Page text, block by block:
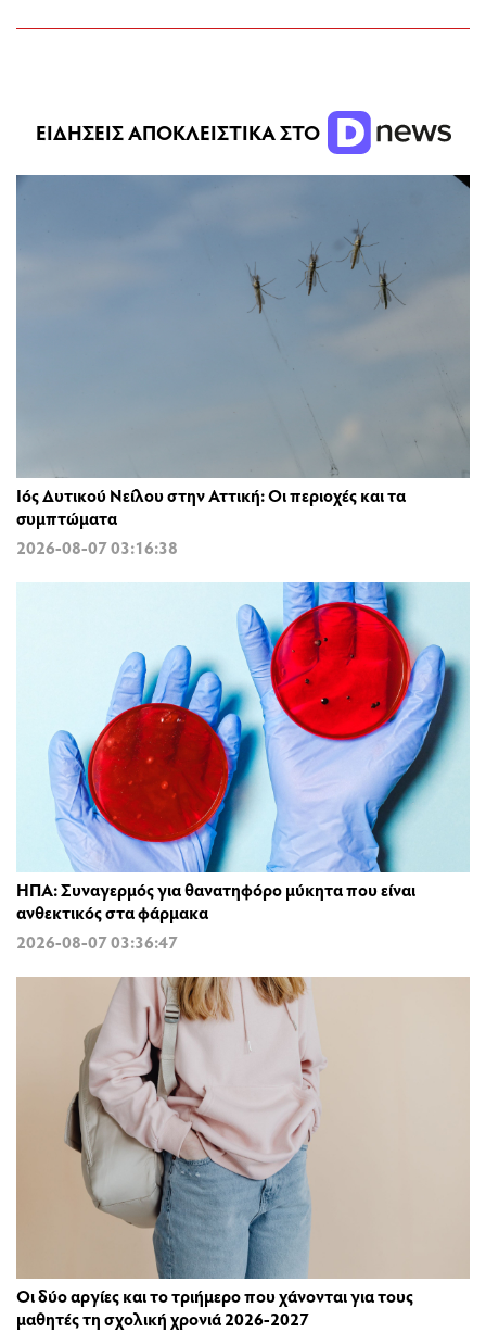
ΕΙΔΗΣΕΙΣ ΑΠΟΚΛΕΙΣΤΙΚΑ ΣΤΟ
Ιός Δυτικού Νείλου στην Αττική: Οι περιοχές και τα
συμπτώματα
2026-08-07 03:16:38
ΗΠΑ: Συναγερμός για θανατηφόρο μύκητα που είναι
ανθεκτικός στα φάρμακα
2026-08-07 03:36:47
Οι δύο αργίες και το τριήμερο που χάνονται για τους
μαθητές τη σχολική χρονιά 2026-2027